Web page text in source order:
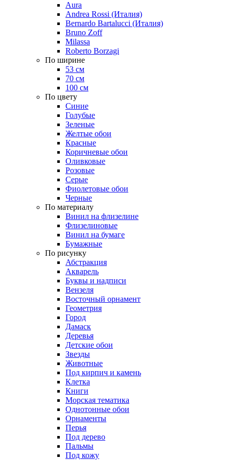
Aura
Andrea Rossi (Италия)
Bernardo Bartalucci (Италия)
Bruno Zoff
Milassa
Roberto Borzagi
По ширине
53 см
70 см
100 см
По цвету
Синие
Голубые
Зеленые
Желтые обои
Красные
Коричневые обои
Оливковые
Розовые
Серые
Фиолетовые обои
Черные
По материалу
Винил на флизелине
Флизелиновые
Винил на бумаге
Бумажные
По рисунку
Абстракция
Акварель
Буквы и надписи
Вензеля
Восточный орнамент
Геометрия
Город
Дамаск
Деревья
Детские обои
Звезды
Животные
Под кирпич и камень
Клетка
Книги
Морская тематика
Однотонные обои
Орнаменты
Перья
Под дерево
Пальмы
Под кожу